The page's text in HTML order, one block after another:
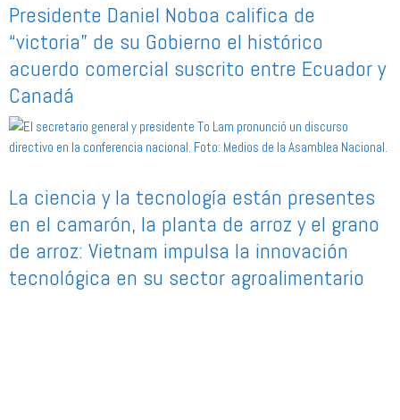
Presidente Daniel Noboa califica de
“victoria” de su Gobierno el histórico
acuerdo comercial suscrito entre Ecuador y
Canadá
La ciencia y la tecnología están presentes
en el camarón, la planta de arroz y el grano
de arroz: Vietnam impulsa la innovación
tecnológica en su sector agroalimentario